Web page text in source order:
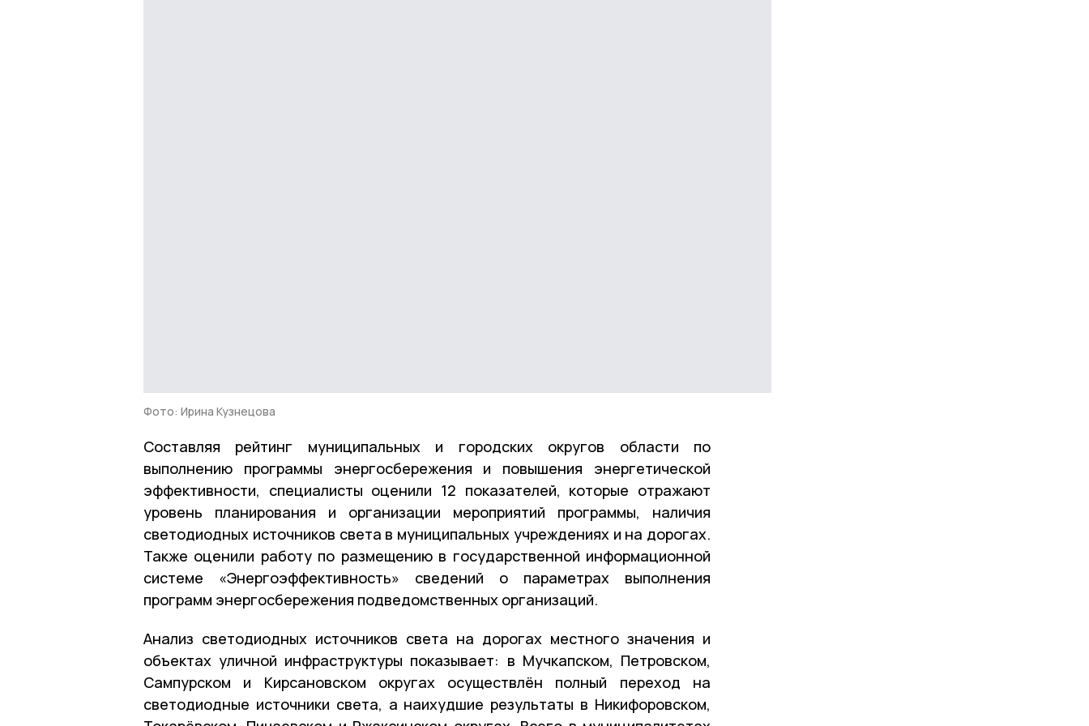
Фото: Ирина Кузнецова
Составляя рейтинг муниципальных и городских округов области по
выполнению программы энергосбережения и повышения энергетической
эффективности, специалисты оценили 12 показателей, которые отражают
уровень планирования и организации мероприятий программы, наличия
светодиодных источников света в муниципальных учреждениях и на дорогах.
Также оценили работу по размещению в государственной информационной
системе «Энергоэффективность» сведений о параметрах выполнения
программ энергосбережения подведомственных организаций.
Анализ светодиодных источников света на дорогах местного значения и
объектах уличной инфраструктуры показывает: в Мучкапском, Петровском,
Сампурском и Кирсановском округах осуществлён полный переход на
светодиодные источники света, а наихудшие результаты в Никифоровском,